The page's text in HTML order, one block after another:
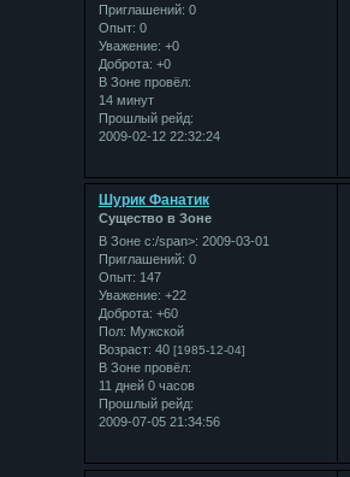
Приглашений: 0
Опыт: 0
Уважение: +0
Доброта: +0
В Зоне провёл:
14 минут
Прошлый рейд:
2009-02-12 22:32:24
Шурик Фанатик
Существо в Зоне
В Зоне с:/span>: 2009-03-01
Приглашений: 0
Опыт: 147
Уважение: +22
Доброта: +60
Пол: Мужской
Возраст: 40 [1985-12-04]
В Зоне провёл:
11 дней 0 часов
Прошлый рейд:
2009-07-05 21:34:56